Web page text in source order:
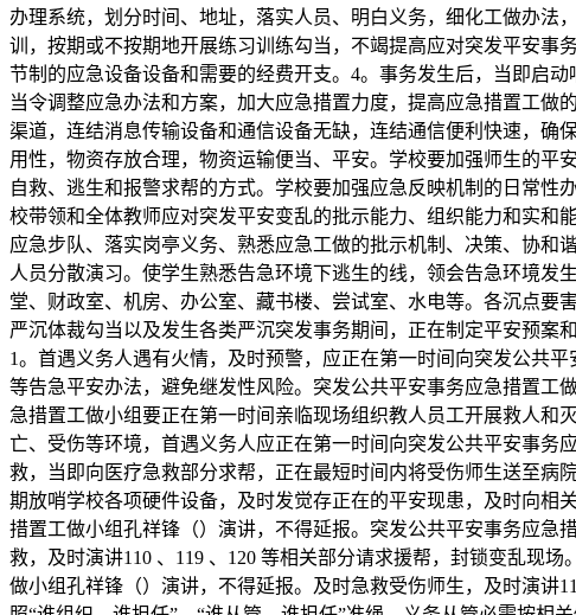
办理系统，划分时间、地址，落实人员、明白义务，细化工做办
训，按期或不按期地开展练习训练勾当，不竭提高应对突发平安事
节制的应急设备设备和需要的经费开支。4。事务发生后，当即启
当令调整应急办法和方案，加大应急措置力度，提高应急措置工
渠道，连结消息传输设备和通信设备无缺，连结通信便利快速，确
用性，物资存放合理，物资运输便当、平安。学校要加强师生的平
自救、逃生和报警求帮的方式。学校要加强应急反映机制的日常
校带领和全体教师应对突发平安变乱的批示能力、组织能力和实和
应急步队、落实岗亭义务、熟悉应急工做的批示机制、决策、协
人员分散演习。使学生熟悉告急环境下逃生的线，领会告急环境发
堂、财政室、机房、办公室、藏书楼、尝试室、水电等。各沉点要
严沉体裁勾当以及发生各类严沉突发事务期间，正在制定平安预
1。首遇义务人遇有火情，及时预警，应正在第一时间向突发公共
等告急平安办法，避免继发性风险。突发公共平安事务应急措置工
急措置工做小组要正在第一时间亲临现场组织教人员工开展救人和
亡、受伤等环境，首遇义务人应正在第一时间向突发公共平安事务
救，当即向医疗急救部分求帮，正在最短时间内将受伤师生送至病
期放哨学校各项硬件设备，及时发觉存正在的平安现患，及时向相
措置工做小组孔祥锋（）演讲，不得延报。突发公共平安事务应急
救，及时演讲110 、119 、120 等相关部分请求援帮，封锁变乱现
做小组孔祥锋（）演讲，不得延报。及时急救受伤师生，及时演讲